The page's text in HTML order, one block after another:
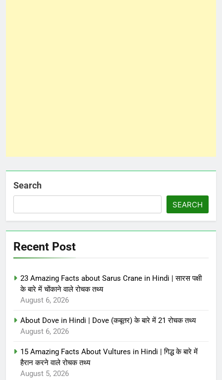
Search
SEARCH
Recent Post
23 Amazing Facts about Sarus Crane in Hindi | सारस पक्षी
के बारे में चोंकाने वाले रोचक तथ्य
August 6, 2026
About Dove in Hindi | Dove (कबूतर) के बारे में 21 रोचक तथ्य
August 6, 2026
15 Amazing Facts About Vultures in Hindi | गिद्ध के बारे में
हैरान करने वाले रोचक तथ्य
August 5, 2026